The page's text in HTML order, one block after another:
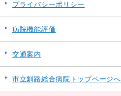
プライバシーポリシー
病院機能評価
交通案内
市立釧路総合病院トップページへ